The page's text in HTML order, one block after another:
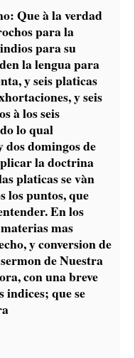
Que à la verdad
para la
para su
la lengua para
y seis platicas
y seis
à los seis
lo qual
dos domingos de
la doctrina
platicas se vàn
los puntos, que
En los
mas
y conversion de
de Nuestra
con una breve
que se